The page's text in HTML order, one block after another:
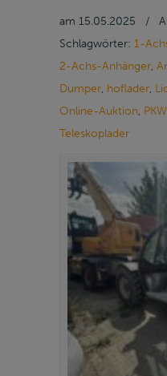
am 15.05.2025 /
Schlagwörter: 1-
2-Achs-Anhänger,
Dumper, hoflader,
Online-Auktion, PKW
Teleskoplader